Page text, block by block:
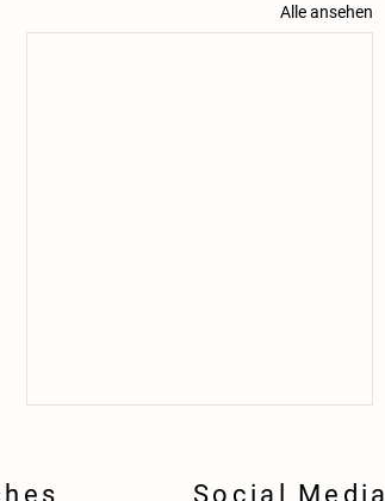
Alle ansehen
Social Media